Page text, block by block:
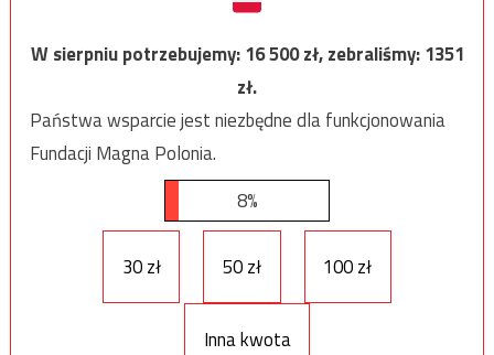
W sierpniu potrzebujemy:16 500zł, zebraliśmy:1351
zł.
Państwa wsparcie jest niezbędne dla funkcjonowania
Fundacji Magna Polonia.
8%
30 zł 50 zł 100 zł
Inna kwota